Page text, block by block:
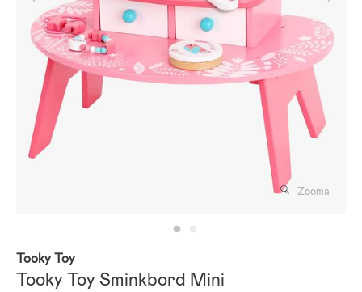
Zooma
Tooky Toy
Tooky Toy Sminkbord Mini